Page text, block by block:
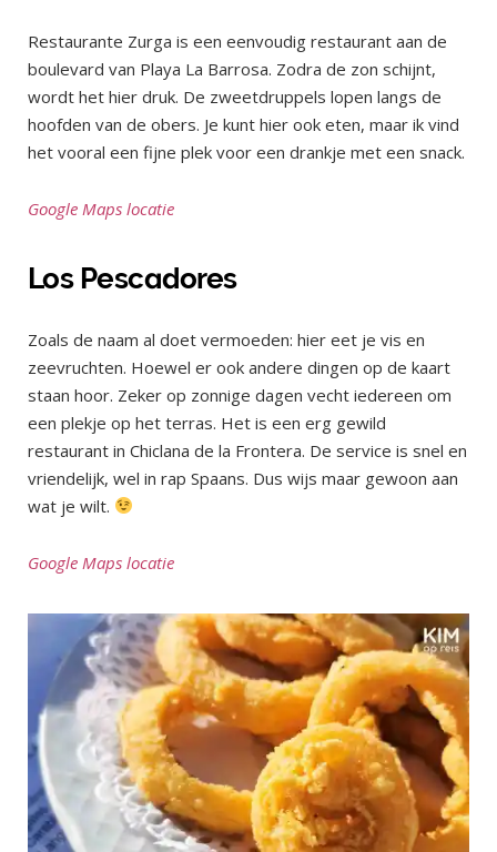
Restaurante Zurga is een eenvoudig restaurant aan de
boulevard van Playa La Barrosa. Zodra de zon schijnt,
wordt het hier druk. De zweetdruppels lopen langs de
hoofden van de obers. Je kunt hier ook eten, maar ik vind
het vooral een fijne plek voor een drankje met een snack.
Google Maps locatie
Los Pescadores
Zoals de naam al doet vermoeden: hier eet je vis en
zeevruchten. Hoewel er ook andere dingen op de kaart
staan hoor. Zeker op zonnige dagen vecht iedereen om
een plekje op het terras. Het is een erg gewild
restaurant in Chiclana de la Frontera. De service is snel en
vriendelijk, wel in rap Spaans. Dus wijs maar gewoon aan
wat je wilt.
Google Maps locatie